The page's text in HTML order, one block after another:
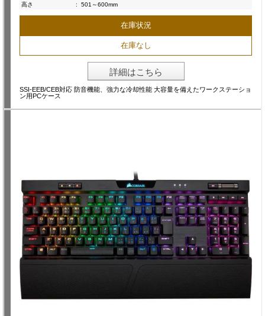
高さ
: 501～600mm
在庫状況
在庫なし
詳細はこちら
SSI-EEB/CEB対応 防音機能、強力な冷却性能 大容量を備えたワークステーショ
ン用PCケース